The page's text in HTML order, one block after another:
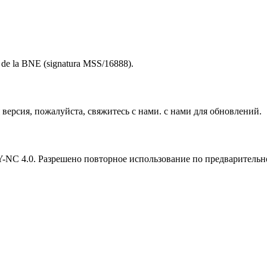
la BNE (signatura MSS/16888).
пожалуйста, свяжитесь с нами. с нами для обновлений.
4.0. Разрешено повторное использование по